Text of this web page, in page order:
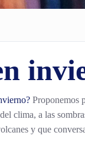
Proponemos
clima, a las
y que